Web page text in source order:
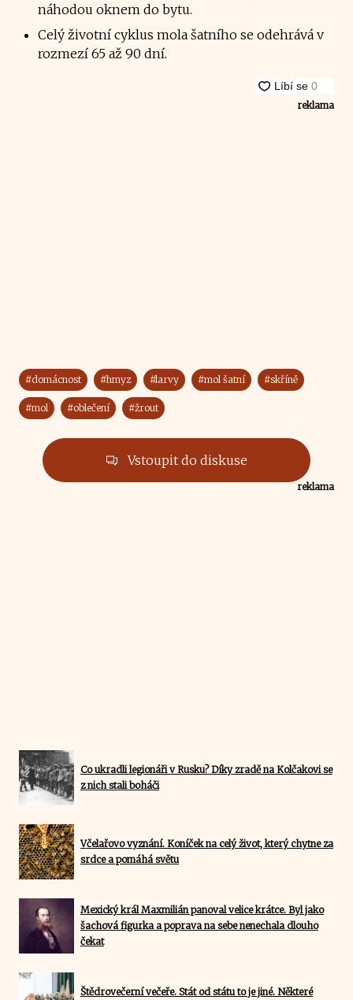
náhodou oknem do bytu.
Celý životní cyklus mola šatního se odehrává v
rozmezí 65 až 90 dní.
reklama
#domácnost #hmyz #larvy #mol šatní #skříně
#mol #oblečení #žrout
Vstoupit do diskuse
reklama
Co ukradli legionáři v Rusku? Díky zradě na Kolčakovi se
z nich stali boháči
Včelařovo vyznání. Koníček na celý život, který chytne za
srdce a pomáhá světu
Mexický král Maxmilián panoval velice krátce. Byl jako
šachová figurka a poprava na sebe nenechala dlouho
čekat
Štědrovečerní večeře. Stát od státu to je jiné. Některé